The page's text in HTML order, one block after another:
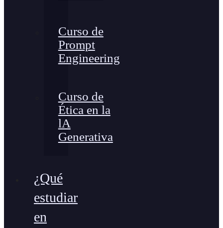
Curso de
Prompt
Engineering
Curso de
Ética en la
lA
Generativa
¿Qué
estudiar
en